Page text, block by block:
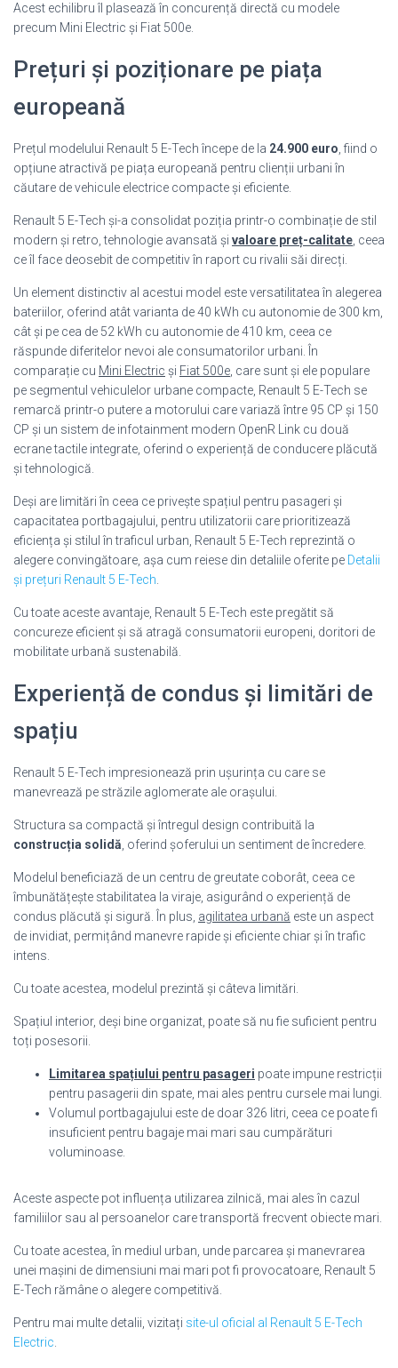
Acest echilibru îl plasează în concurență directă cu modele
precum Mini Electric și Fiat 500e.
Prețuri și poziționare pe piața
europeană
Prețul modelului Renault 5 E-Tech începe de la 24.900 euro , fiind o
opțiune atractivă pe piața europeană pentru clienții urbani în
căutare de vehicule electrice compacte și eficiente.
Renault 5 E-Tech și-a consolidat poziția printr-o combinație de stil
modern și retro, tehnologie avansată și valoare preț-calitate , ceea
ce îl face deosebit de competitiv în raport cu rivalii săi direcți.
Un element distinctiv al acestui model este versatilitatea în alegerea
bateriilor, oferind atât varianta de 40 kWh cu autonomie de 300 km,
cât și pe cea de 52 kWh cu autonomie de 410 km, ceea ce
răspunde diferitelor nevoi ale consumatorilor urbani. În
comparație cu Mini Electric și Fiat 500e , care sunt și ele populare
pe segmentul vehiculelor urbane compacte, Renault 5 E-Tech se
remarcă printr-o putere a motorului care variază între 95 CP și 150
CP și un sistem de infotainment modern OpenR Link cu două
ecrane tactile integrate, oferind o experiență de conducere plăcută
și tehnologică.
Deși are limitări în ceea ce privește spațiul pentru pasageri și
capacitatea portbagajului, pentru utilizatorii care prioritizează
eficiența și stilul în traficul urban, Renault 5 E-Tech reprezintă o
alegere convingătoare, așa cum reiese din detaliile oferite pe Detalii
și prețuri Renault 5 E-Tech
Cu toate aceste avantaje, Renault 5 E-Tech este pregătit să
concureze eficient și să atragă consumatorii europeni, doritori de
mobilitate urbană sustenabilă.
Experiență de condus și limitări de
spațiu
Renault 5 E-Tech impresionează prin ușurința cu care se
manevrează pe străzile aglomerate ale orașului.
Structura sa compactă și întregul design contribuită la
construcția solidă , oferind șoferului un sentiment de încredere.
Modelul beneficiază de un centru de greutate coborât, ceea ce
îmbunătățește stabilitatea la viraje, asigurând o experiență de
condus plăcută și sigură. În plus, agilitatea urbană este un aspect
de invidiat, permițând manevre rapide și eficiente chiar și în trafic
intens.
Cu toate acestea, modelul prezintă și câteva limitări.
Spațiul interior, deși bine organizat, poate să nu fie suficient pentru
toți posesorii.
Limitarea spațiului pentru pasageri poate impune restricții
pentru pasagerii din spate, mai ales pentru cursele mai lungi.
Volumul portbagajului este de doar 326 litri, ceea ce poate fi
insuficient pentru bagaje mai mari sau cumpărături
voluminoase.
Aceste aspecte pot influența utilizarea zilnică, mai ales în cazul
familiilor sau al persoanelor care transportă frecvent obiecte mari.
Cu toate acestea, în mediul urban, unde parcarea și manevrarea
unei mașini de dimensiuni mai mari pot fi provocatoare, Renault 5
E-Tech rămâne o alegere competitivă.
Pentru mai multe detalii, vizitați site-ul oficial al Renault 5 E-Tech
Electric